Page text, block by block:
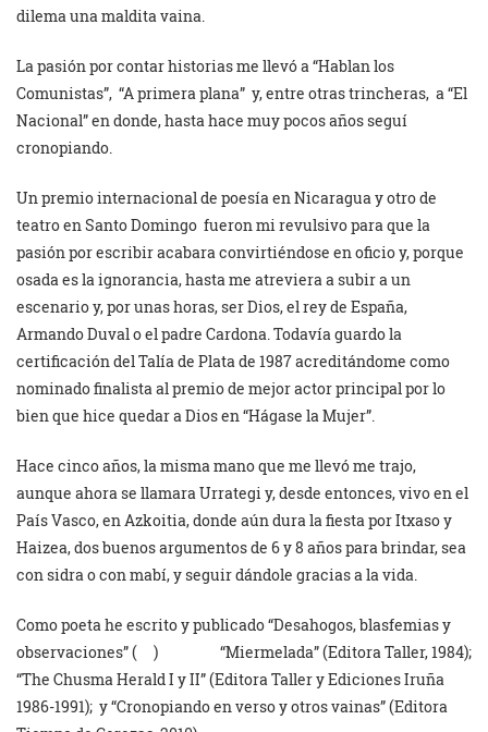
dilema una maldita vaina.
La pasión por contar historias me llevó a “Hablan los
Comunistas”, “A primera plana” y, entre otras trincheras, a “El
Nacional” en donde, hasta hace muy pocos años seguí
cronopiando.
Un premio internacional de poesía en Nicaragua y otro de
teatro en Santo Domingo fueron mi revulsivo para que la
pasión por escribir acabara convirtiéndose en oficio y, porque
osada es la ignorancia, hasta me atreviera a subir a un
escenario y, por unas horas, ser Dios, el rey de España,
Armando Duval o el padre Cardona. Todavía guardo la
certificación del Talía de Plata de 1987 acreditándome como
nominado finalista al premio de mejor actor principal por lo
bien que hice quedar a Dios en “Hágase la Mujer”.
Hace cinco años, la misma mano que me llevó me trajo,
aunque ahora se llamara Urrategi y, desde entonces, vivo en el
País Vasco, en Azkoitia, donde aún dura la fiesta por Itxaso y
Haizea, dos buenos argumentos de 6 y 8 años para brindar, sea
con sidra o con mabí, y seguir dándole gracias a la vida.
Como poeta he escrito y publicado “Desahogos, blasfemias y
observaciones” ( ) “Miermelada” (Editora Taller, 1984);
“The Chusma Herald I y II” (Editora Taller y Ediciones Iruña
1986-1991); y “Cronopiando en verso y otros vainas” (Editora